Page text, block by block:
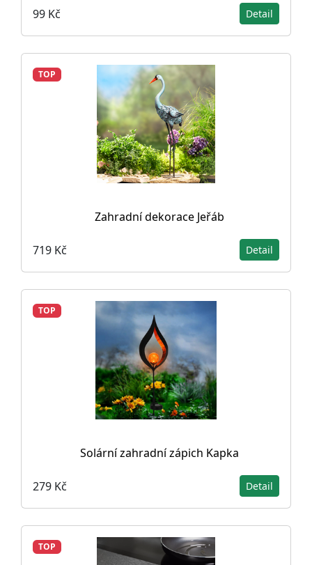
99 Kč Detail
TOP
Zahradní dekorace Jeřáb
719 Kč Detail
TOP
Solární zahradní zápich Kapka
279 Kč Detail
TOP